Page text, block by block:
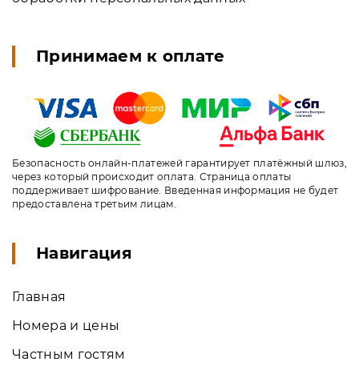
Принимаем к оплате
Безопасность онлайн-платежей гарантирует платёжный шлюз,
через который происходит оплата. Страница оплаты
поддерживает шифрование. Введенная информация не будет
предоставлена третьим лицам.
Навигация
Главная
Номера и цены
Частным гостям